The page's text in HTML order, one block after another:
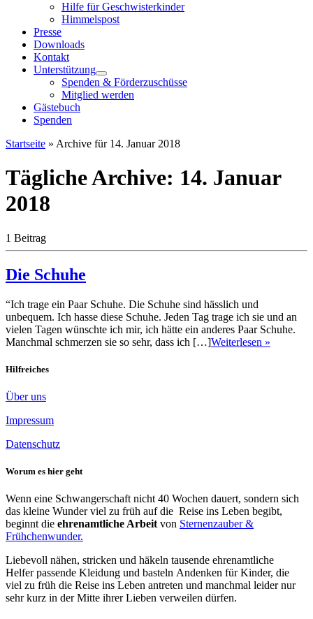
Hilfe für Geschwisterkinder
Himmelspost
Presse
Downloads
Kontakt
Unterstützung
Spenden & Förderzuschüsse
Mitglied werden
Gästebuch
Spenden
Startseite » Archive für 14. Januar 2018
Tägliche Archive: 14. Januar
2018
1 Beitrag
Die Schuhe
“Ich trage ein Paar Schuhe. Die Schuhe sind hässlich und
unbequem. Ich hasse diese Schuhe. Jeden Tag trage ich sie und an
vielen Tagen wünschte ich mir, ich hätte ein anderes Paar Schuhe.
Manchmal schmerzen sie so sehr, dass ich […]Weiterlesen »
Hilfreiches
Über uns
Impressum
Datenschutz
Worum es hier geht
Wenn eine Schwangerschaft nicht 40 Wochen dauert, sondern sich
das kleine Wunder viel zu früh auf die Reise ins Leben begibt,
beginnt die ehrenamtliche Arbeit von Sternenzauber &
Frühchenwunder.
Liebevoll nähen, stricken und häkeln tausende ehrenamtliche
Helfer passende Kleidung und basteln Andenken für Kinder, die
viel zu früh die Reise ins Leben antreten und manchmal leider nur
sehr kurz in der Mitte ihrer Lieben verweilen dürfen.